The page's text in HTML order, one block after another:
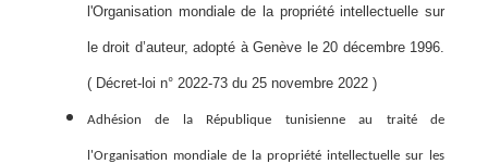
l'Organisation mondiale de la propriété intellectuelle sur
le droit d’auteur, adopté à Genève le 20 décembre 1996.
( Décret-loi n° 2022-73 du 25 novembre 2022 )
Adhésion de la République tunisienne au traité de
l'Organisation mondiale de la propriété intellectuelle sur les